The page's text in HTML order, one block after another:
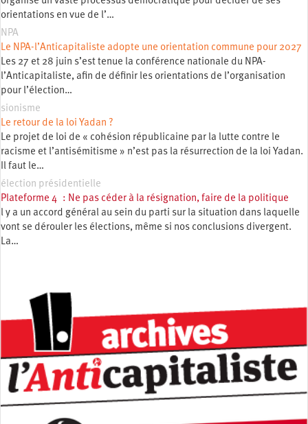
orientations en vue de l’…
NPA
Le NPA-l’Anticapitaliste adopte une orientation commune pour 2027
Les 27 et 28 juin s’est tenue la conférence nationale du NPA-
l’Anticapitaliste, afin de définir les orientations de l’organisation
pour l’élection…
sionisme
Le retour de la loi Yadan ?
Le projet de loi de « cohésion républicaine par la lutte contre le
racisme et l’antisémitisme » n’est pas la résurrection de la loi Yadan.
Il faut le…
élection présidentielle
Plateforme 4 : Ne pas céder à la résignation, faire de la politique
l y a un accord général au sein du parti sur la situation dans laquelle
vont se dérouler les élections, même si nos conclusions divergent.
La…